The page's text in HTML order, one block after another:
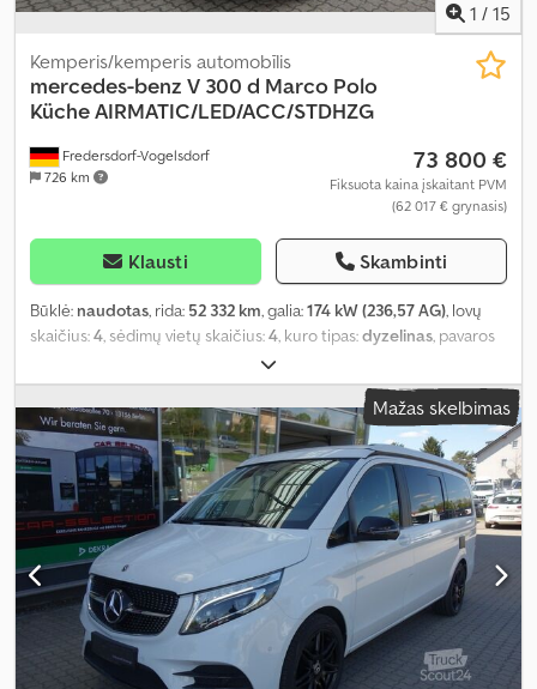
1 / 15
Fredersdorf-Vogelsdorf
726 km
Kemperis/kemperis automobīlis
mercedes-benz V 300 d Marco Polo
Küche AIRMATIC/LED/ACC/STDHZG
73 800 €
Fiksuota kaina įskaitant PVM
(62 017 € grynasis)
Klausti Skambinti
Būklė: naudotas, rida: 52 332 km, galia:174 kW (236,57 AG), lovų
skaičius:4, sėdimų vietų skaičius:4, kuro tipas:dyzelinas, pavaros
auksas, pirmoji registracija:
emisijos klasė:nėra, pakaba:kitas, vairuotojo kabina:kitas, kuras:
dyzelinas, Įranga:ABS, autonominis šildytuvas, borto
kompiuteris, centrinis užraktas, elektroninė stabilumo
programa (ESP), imobilaizerio sistema, kruizo kontrolė,
navigacijos sistema, oro kondicionavimas, oro pagalvė,
priekabos jungtis, stumdomos durys
Mažas skelbimas